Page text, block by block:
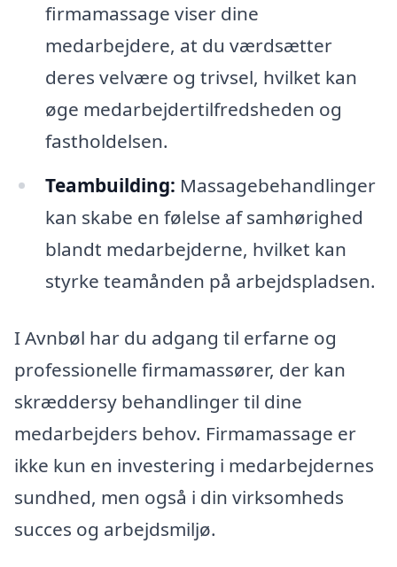
firmamassage viser dine
medarbejdere, at du værdsætter
deres velvære og trivsel, hvilket kan
øge medarbejdertilfredsheden og
fastholdelsen.
Teambuilding: Massagebehandlinger
kan skabe en følelse af samhørighed
blandt medarbejderne, hvilket kan
styrke teamånden på arbejdspladsen.
I Avnbøl har du adgang til erfarne og
professionelle firmamassører, der kan
skræddersy behandlinger til dine
medarbejders behov. Firmamassage er
ikke kun en investering i medarbejdernes
sundhed, men også i din virksomheds
succes og arbejdsmiljø.